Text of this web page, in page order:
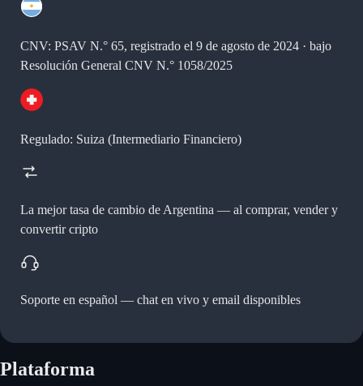
CNV: PSAV N.° 65, registrado el 9 de agosto de 2024 · bajo
Resolución General CNV N.° 1058/2025
Regulado: Suiza (Intermediario Financiero)
La mejor tasa de cambio de Argentina — al comprar, vender y
convertir cripto
Soporte en español — chat en vivo y email disponibles
Plataforma